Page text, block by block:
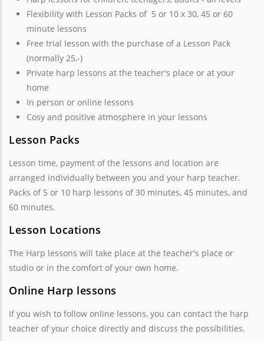
Flexibility with Lesson Packs of 5 or 10 x 30, 45 or 60
minute lessons
Free trial lesson with the purchase of a Lesson Pack
(normally 25,-)
Private harp lessons at the teacher's place or at your
home
In person or online lessons
Cosy and positive atmosphere in your lessons
Lesson Packs
Lesson time, payment of the lessons and location are
arranged individually between you and your harp teacher.
Packs of 5 or 10 harp lessons of 30 minutes, 45 minutes, and
60 minutes.
Lesson Locations
The Harp lessons will take place at the teacher's place or
studio or in the comfort of your own home.
Online Harp lessons
If you wish to follow online lessons, you can contact the harp
teacher of your choice directly and discuss the possibilities.